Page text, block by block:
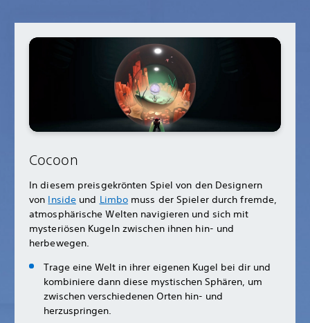
Cocoon
In diesem preisgekrönten Spiel von den Designern
von Inside und Limbo muss der Spieler durch fremde,
atmosphärische Welten navigieren und sich mit
mysteriösen Kugeln zwischen ihnen hin- und
herbewegen.
Trage eine Welt in ihrer eigenen Kugel bei dir und
kombiniere dann diese mystischen Sphären, um
zwischen verschiedenen Orten hin- und
herzuspringen.